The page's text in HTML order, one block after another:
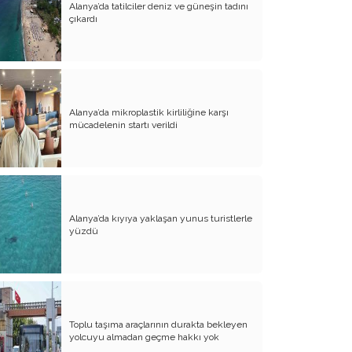
Destekliyor
Venezuela’nın İşgali Uluslararası Hukuka
Yapılan Eşkıyalıktır
Terör Örgütü PKK/KCK, Suriye’yi Siyasi
ve Etnik Projelerinin Merkezi Yapmak
İstiyor
İlhan Anar Adı Neden Ahmet Doğan’a
(Ahmet Hoca)ya Dönüştürüldü?
Millî Mecmua ve Söğüt’ün Yeni Sayıları
PKK’yı Terör Örgütü Saymamak Tatsız
Bir Şaka mı?
Barzani Şırnak’ta Silahlı Gösteri Yaptı
İmralı Görüşmesinin Düşündürdükleri
Pkk’nın Yeni Propaganda Ataği :
Çekiliyoruz
Gazze Filistin Toprağı Olarak Kalacak
Alanya’da tatilciler deniz ve güneşin tadını
çıkardı
Alanya’da mikroplastik kirliliğine karşı
mücadelenin startı verildi
Alanya’da kıyıya yaklaşan yunus turistlerle
yüzdü
Toplu taşıma araçlarının durakta bekleyen
yolcuyu almadan geçme hakkı yok